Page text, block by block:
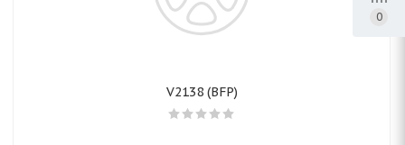
V2138 (BFP)
0